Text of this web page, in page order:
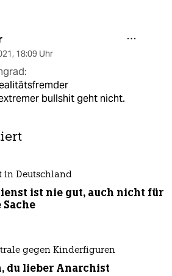
, 18:09 Uhr
bullshit geht nicht.
in Deutschland
ist nie gut, auch nicht für
gegen Kinderfiguren
du lieber Anarchist